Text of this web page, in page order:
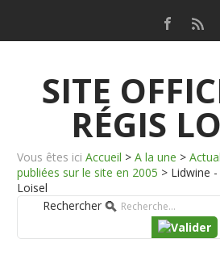
SITE
RÉGIS
Vous êtes ici Accueil > A la une >
publiées sur le site en 2005 > Lidwine
Loisel
Rechercher